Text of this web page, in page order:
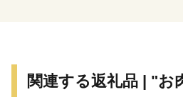
も記載されており、その風土記
関連する返礼品 | "お